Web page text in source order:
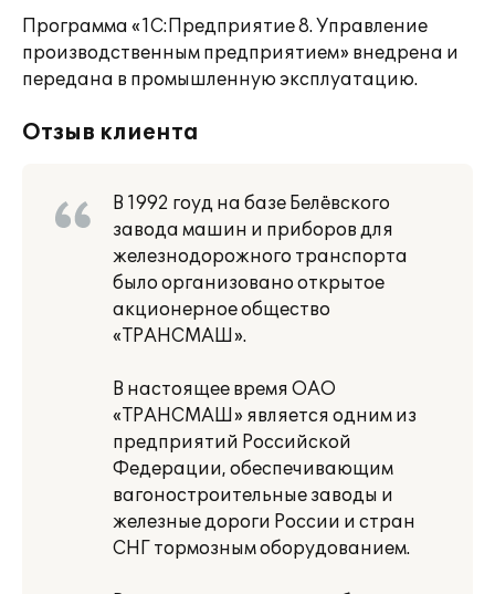
Программа «1С:Предприятие 8. Управление
производственным предприятием» внедрена и
передана в промышленную эксплуатацию.
Отзыв клиента
В 1992 гоуд на базе Белёвского
завода машин и приборов для
железнодорожного транспорта
было организовано открытое
акционерное общество
«ТРАНСМАШ».
В настоящее время ОАО
«ТРАНСМАШ» является одним из
предприятий Российской
Федерации, обеспечивающим
вагоностроительные заводы и
железные дороги России и стран
СНГ тормозным оборудованием.